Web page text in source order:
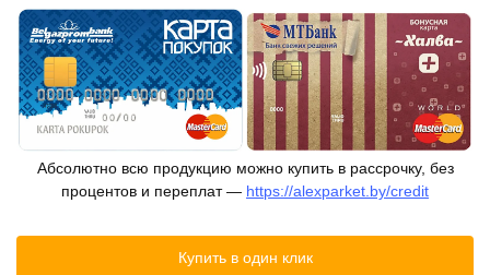
Абсолютно всю продукцию можно купить в рассрочку, без
процентов и переплат — https://alexparket.by/credit
Купить в один клик